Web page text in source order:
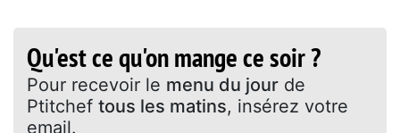
Qu'est ce qu'on mange ce soir ?
Pour recevoir le menu du jour de
Ptitchef tous les matins, insérez votre
email.